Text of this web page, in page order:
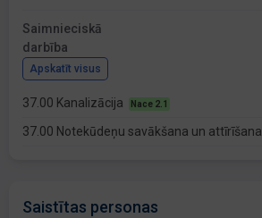
Saimnieciskā
darbība
Apskatīt visus
37.00 Kanalizācija Nace 2.1
37.00 Notekūdeņu savākšana un attīrīšana
Saistītas personas